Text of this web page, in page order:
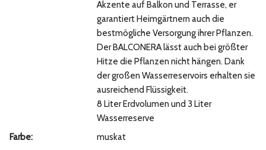
Akzente auf Balkon und Terrasse, er
garantiert Heimgärtnern auch die
bestmögliche Versorgung ihrer Pflanzen.
Der BALCONERA lässt auch bei größter
Hitze die Pflanzen nicht hängen. Dank
der großen Wasserreservoirs erhalten sie
ausreichend Flüssigkeit.
8 Liter Erdvolumen und 3 Liter
Wasserreserve
Farbe:
muskat